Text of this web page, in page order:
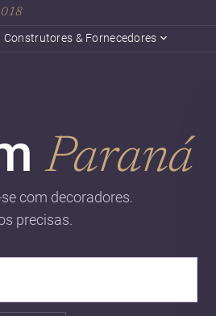
Construtores & Fornecedores
Paraná
com decoradores.
precisas.